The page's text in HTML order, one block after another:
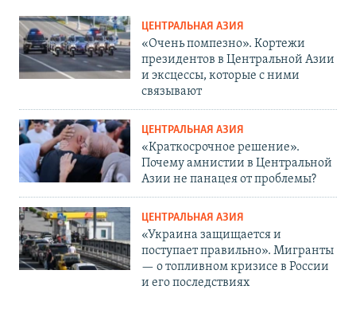
ЦЕНТРАЛЬНАЯ АЗИЯ
«Очень помпезно». Кортежи
президентов в Центральной Азии
и эксцессы, которые с ними
связывают
ЦЕНТРАЛЬНАЯ АЗИЯ
«Краткосрочное решение».
Почему амнистии в Центральной
Азии не панацея от проблемы?
ЦЕНТРАЛЬНАЯ АЗИЯ
«Украина защищается и
поступает правильно». Мигранты
— о топливном кризисе в России
и его последствиях